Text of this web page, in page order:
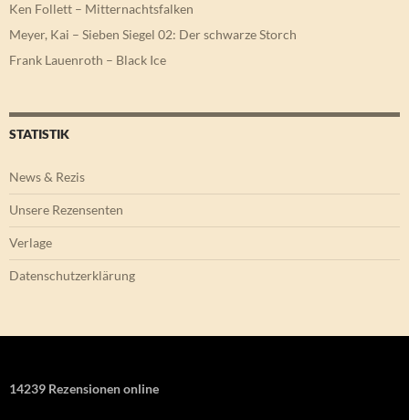
Ken Follett – Mitternachtsfalken
Meyer, Kai – Sieben Siegel 02: Der schwarze Storch
Frank Lauenroth – Black Ice
STATISTIK
News & Rezis
Unsere Rezensenten
Verlage
Datenschutzerklärung
14239 Rezensionen online